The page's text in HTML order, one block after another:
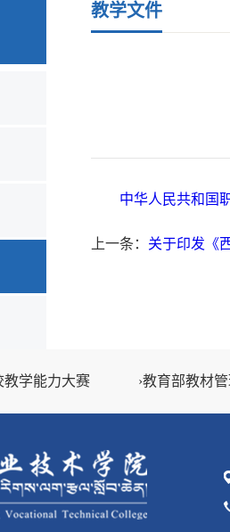
教学文件
中华人民共和国
上一条： 关于印发《
教学能力大赛 ›教育部教材